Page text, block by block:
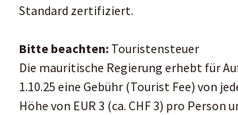
Standard zertifiziert.
Bitte beachten: Touristensteuer
Die mauritische Regierung erhebt für
1.10.25 eine Gebühr (Tourist Fee) von
Höhe von EUR 3 (ca. CHF 3) pro Person